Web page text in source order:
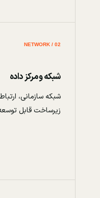
02 / NETWORK
شبکه و مرکز داده
شبکه سازمانی،
زیرساخت قابل